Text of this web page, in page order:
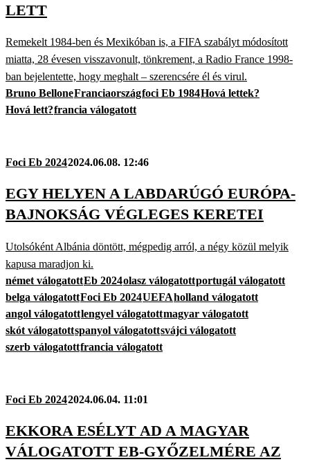
LETT
Remekelt 1984-ben és Mexikóban is, a FIFA szabályt módosított
miatta, 28 évesen visszavonult, tönkrement, a Radio France 1998-
ban bejelentette, hogy meghalt – szerencsére él és virul.
Bruno BelloneFranciaországfoci Eb 1984Hová lettek?
Hová lett?francia válogatott
Foci Eb 20242024.06.08. 12:46
EGY HELYEN A LABDARÚGÓ EURÓPA-
BAJNOKSÁG VÉGLEGES KERETEI
Utolsóként Albánia döntött, mégpedig arról, a négy közül melyik
kapusa maradjon ki.
német válogatottEb 2024olasz válogatottportugál válogatott
belga válogatottFoci Eb 2024UEFAholland válogatott
angol válogatottlengyel válogatottmagyar válogatott
skót válogatottspanyol válogatottsvájci válogatott
szerb válogatottfrancia válogatott
Foci Eb 20242024.06.04. 11:01
EKKORA ESÉLYT AD A MAGYAR
VÁLOGATOTT EB-GYŐZELMÉRE AZ